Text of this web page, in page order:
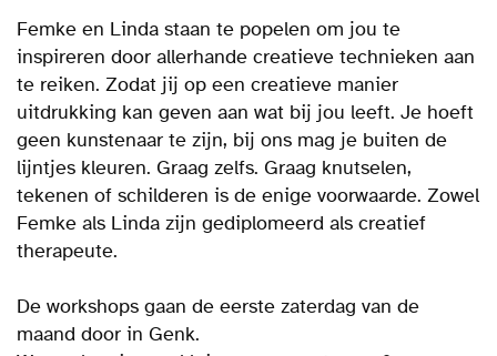
Femke en Linda staan te popelen om jou te
inspireren door allerhande creatieve technieken aan
te reiken. Zodat jij op een creatieve manier
uitdrukking kan geven aan wat bij jou leeft. Je hoeft
geen kunstenaar te zijn, bij ons mag je buiten de
lijntjes kleuren. Graag zelfs. Graag knutselen,
tekenen of schilderen is de enige voorwaarde. Zowel
Femke als Linda zijn gediplomeerd als creatief
therapeute.
De workshops gaan de eerste zaterdag van de
maand door in Genk.